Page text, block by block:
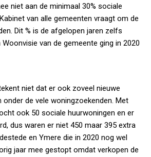
niet aan de minimaal 30% sociale
van alle gemeenten vraagt om de
Dit % is de afgelopen jaren zelfs
van de gemeente ging in 2020
niet dat er ook zoveel nieuwe
onder de vele woningzoekenden. Met
ook 50 sociale huurwoningen en er
dus waren er niet 450 maar 395 extra
en Ymere die in 2020 nog wel
jaar mee gestopt omdat verkopen de